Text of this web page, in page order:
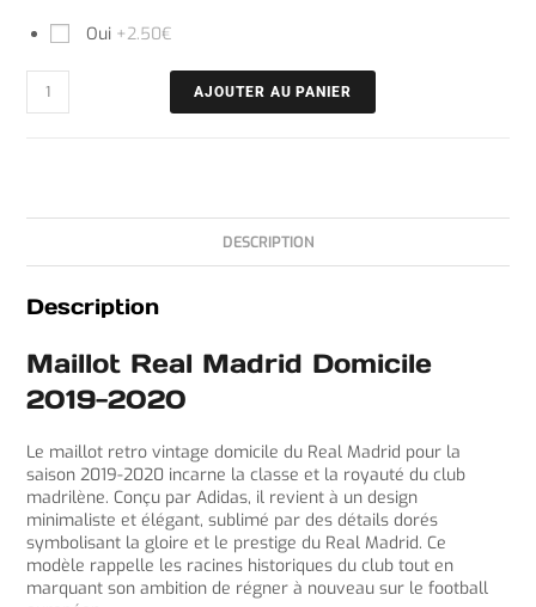
Oui +2.50€
AJOUTER AU PANIER
DESCRIPTION
Description
Maillot Real Madrid Domicile
2019-2020
Le maillot retro vintage domicile du Real Madrid pour la
saison 2019-2020 incarne la classe et la royauté du club
madrilène. Conçu par Adidas, il revient à un design
minimaliste et élégant, sublimé par des détails dorés
symbolisant la gloire et le prestige du Real Madrid. Ce
modèle rappelle les racines historiques du club tout en
marquant son ambition de régner à nouveau sur le football